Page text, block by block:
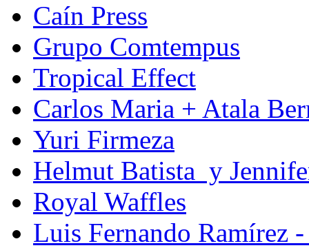
Caín Press
Grupo Comtempus
Tropical Effect
Carlos Maria + Atala
Yuri Firmeza
Helmut Batista y
Royal Waffles
Luis Fernando Ramírez